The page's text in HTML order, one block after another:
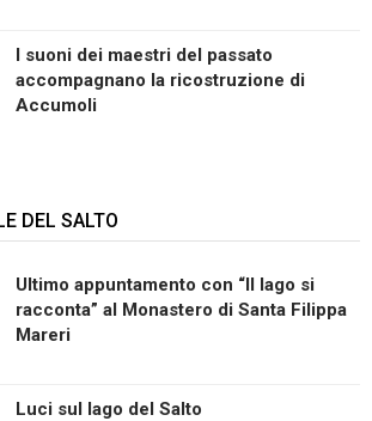
I suoni dei maestri del passato
accompagnano la ricostruzione di
Accumoli
DEL SALTO
Ultimo appuntamento con “Il lago si
racconta” al Monastero di Santa Filippa
Mareri
Luci sul lago del Salto